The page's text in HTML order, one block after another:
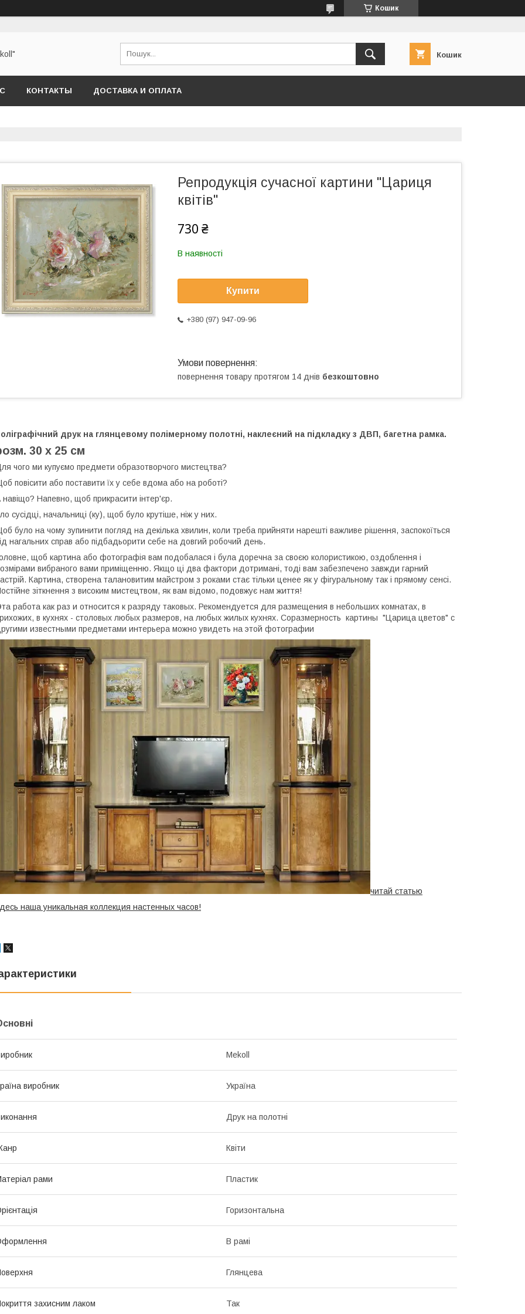
Кошик
Кошик
КОНТАКТЫ ДОСТАВКА И ОПЛАТА
Репродукція сучасної картини "Цариця
квітів"
730 ₴
В наявності
Купити
+380 (97) 947-09-96
повернення товару протягом 14 днів безкоштовно
друк на глянцевому полімерному полотні, наклеєний на підкладку з ДВП, багетна рамка.
30 х 25 см
чого ми купуємо предмети образотворчого мистецтва?
повісити або поставити їх у себе вдома або на роботі?
навіщо? Напевно, щоб прикрасити інтер'єр.
сусідці, начальниці (ку), щоб було крутіше, ніж у них.
було на чому зупинити погляд на декілька хвилин, коли треба прийняти нарешті важливе рішення, заспокоїться
нагальних справ або підбадьорити себе на довгий робочий день.
щоб картина або фотографія вам подобалася і була доречна за своєю колористикою, оздоблення і
вибраного вами приміщенню. Якщо ці два фактори дотримані, тоді вам забезпечено завжди гарний
Картина, створена талановитим майстром з роками стає тільки ценее як у фігуральному так і прямому сенсі.
зіткнення з високим мистецтвом, як вам відомо, подовжує нам життя!
работа как раз и относится к разряду таковых. Рекомендуется для размещения в небольших комнатах, в
в кухнях - столовых любых размеров, на любых жилых кухнях. Соразмерность картины "Царица цветов" с
известными предметами интерьера можно увидеть на этой фотографии
читай статью
наша уникальная коллекция настенных часов!
Mekoll
виробник Україна
Друк на полотні
Квіти
рами Пластик
Горизонтальна
В рамі
Глянцева
захисним лаком Так